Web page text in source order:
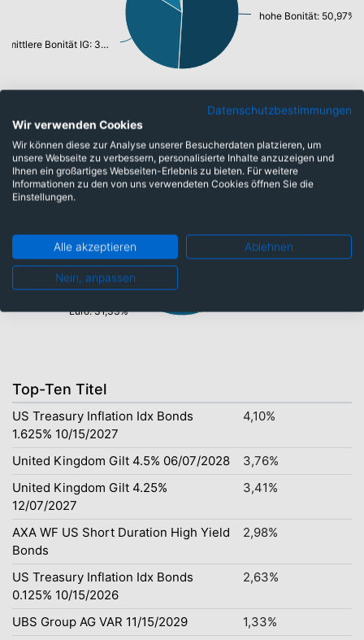
hohe Bonität: 50,97%
mittlere Bonität IG: 32,90%
Währungen
Pfund Sterling: 45,26%
Euro: 31,33%
Top-Ten Titel
US Treasury Inflation Idx Bonds
1.625% 10/15/2027
4,10%
United Kingdom Gilt 4.5% 06/07/2028
3,76%
United Kingdom Gilt 4.25%
12/07/2027
3,41%
AXA WF US Short Duration High Yield
Bonds
2,98%
US Treasury Inflation Idx Bonds
0.125% 10/15/2026
2,63%
UBS Group AG VAR 11/15/2029
1,33%
Datenschutzbestimmungen
Wir verwenden Cookies
Wir können diese zur Analyse unserer Besucherdaten platzieren, um
unsere Webseite zu verbessern, personalisierte Inhalte anzuzeigen und
Ihnen ein großartiges Webseiten-Erlebnis zu bieten. Für weitere
Informationen zu den von uns verwendeten Cookies öffnen Sie die
Einstellungen.
Alle akzeptieren Ablehnen
Nein, anpassen